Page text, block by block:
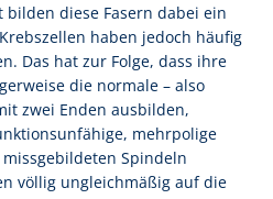
diese Fasern dabei ein
haben jedoch häufig
Das hat zur Folge, dass ihre
die normale – also
zwei Enden ausbilden,
mehrpolige
Spindeln
völlig ungleichmäßig auf die